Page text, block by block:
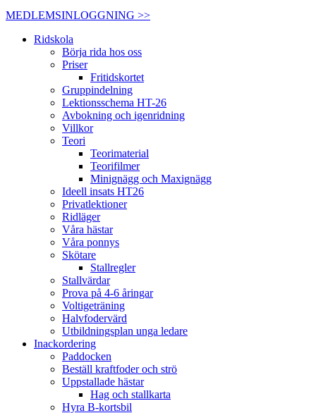
MEDLEMSINLOGGNING >>
Ridskola
Börja rida hos oss
Priser
Fritidskortet
Gruppindelning
Lektionsschema HT-26
Avbokning och igenridning
Villkor
Teori
Teorimaterial
Teorifilmer
Minignägg och Maxignägg
Ideell insats HT26
Privatlektioner
Ridläger
Våra hästar
Våra ponnys
Skötare
Stallregler
Stallvärdar
Prova på 4-6 åringar
Voltigeträning
Halvfodervärd
Utbildningsplan unga ledare
Inackordering
Paddocken
Beställ kraftfoder och strö
Uppstallade hästar
Hag och stallkarta
Hyra B-kortsbil